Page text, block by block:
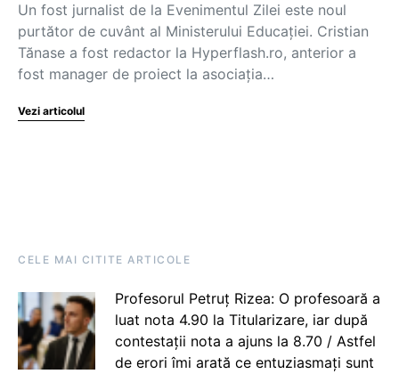
Un fost jurnalist de la Evenimentul Zilei este noul
purtător de cuvânt al Ministerului Educației. Cristian
Tănase a fost redactor la Hyperflash.ro, anterior a
fost manager de proiect la asociația…
Vezi articolul
CELE MAI CITITE ARTICOLE
Profesorul Petruț Rizea: O profesoară a
luat nota 4.90 la Titularizare, iar după
contestații nota a ajuns la 8.70 / Astfel
de erori îmi arată ce entuziasmați sunt